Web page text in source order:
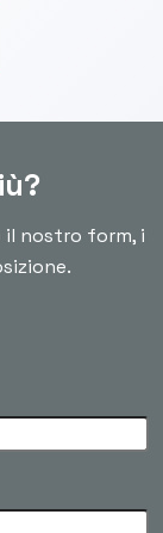
nostro form, i